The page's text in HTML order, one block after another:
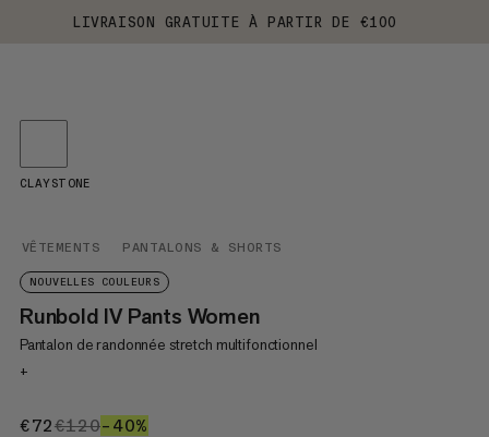
LIVRAISON GRATUITE À PARTIR DE €100
VÊTEMENTS PANTALONS & SHORTS
NOUVELLES COULEURS
Runbold IV Pants Women
Pantalon de randonnée stretch multifonctionnel
+
€72€72
€120€120
–40%
CLAYSTONE